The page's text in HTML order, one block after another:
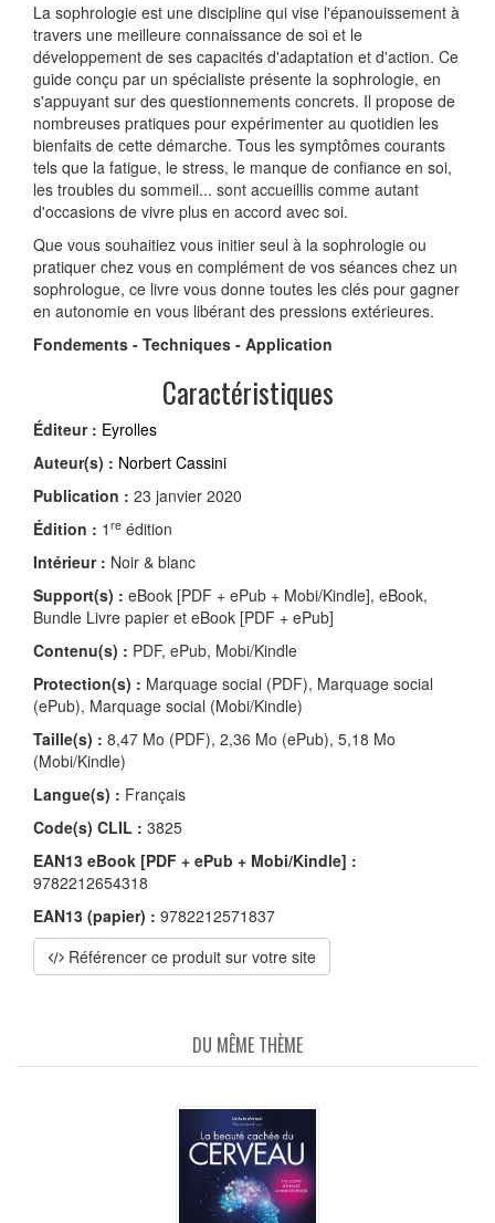
La sophrologie est une discipline qui vise l'épanouissement à
travers une meilleure connaissance de soi et le
développement de ses capacités d'adaptation et d'action. Ce
guide conçu par un spécialiste présente la sophrologie, en
s'appuyant sur des questionnements concrets. Il propose de
nombreuses pratiques pour expérimenter au quotidien les
bienfaits de cette démarche. Tous les symptômes courants
tels que la fatigue, le stress, le manque de confiance en soi,
les troubles du sommeil... sont accueillis comme autant
d'occasions de vivre plus en accord avec soi.
Que vous souhaitiez vous initier seul à la sophrologie ou
pratiquer chez vous en complément de vos séances chez un
sophrologue, ce livre vous donne toutes les clés pour gagner
en autonomie en vous libérant des pressions extérieures.
Fondements - Techniques - Application
Caractéristiques
Éditeur : Eyrolles
Auteur(s) : Norbert Cassini
Publication : 23 janvier 2020
Édition : 1 re édition
Intérieur : Noir & blanc
Support(s) : eBook [PDF + ePub + Mobi/Kindle], eBook,
Bundle Livre papier et eBook [PDF + ePub]
Contenu(s) : PDF, ePub, Mobi/Kindle
Protection(s) : Marquage social (PDF), Marquage social
(ePub), Marquage social (Mobi/Kindle)
Taille(s) : 8,47 Mo (PDF), 2,36 Mo (ePub), 5,18 Mo
(Mobi/Kindle)
Langue(s) : Français
Code(s) CLIL : 3825
EAN13 eBook [PDF + ePub + Mobi/Kindle] :
9782212654318
EAN13 (papier) : 9782212571837
Référencer ce produit sur votre site
DU MÊME THÈME